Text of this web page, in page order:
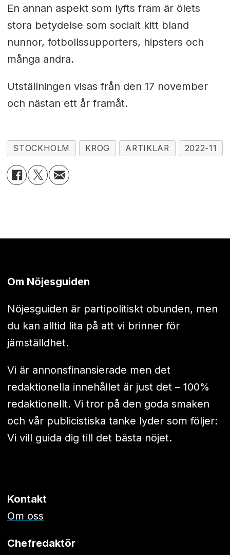
En annan aspekt som lyfts fram är ölets
stora betydelse som socialt kitt bland
nunnor, fotbollssupporters, hipsters och
många andra.
Utställningen visas från den 17 november
och nästan ett år framåt.
STOCKHOLM KROG ARTIKLAR 2022-11
Om Nöjesguiden
Nöjesguiden är partipolitiskt obunden, men
du kan alltid lita på att vi brinner för
jämställdhet.
Vi är annonsfinansierade men det
redaktionella innehållet är just det – 100%
redaktionellt. Vi tror på den goda smaken
och vår publicistiska tanke lyder som följer:
Vi vill guida dig till det bästa nöjet.
Kontakt
Om oss
Chefredaktör